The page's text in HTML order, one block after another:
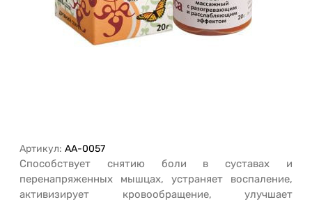
Артикул: AA-0057
Способствует снятию боли в суставах и
перенапряженных мышцах, устраняет воспаление,
активизирует кровообращение, улучшает